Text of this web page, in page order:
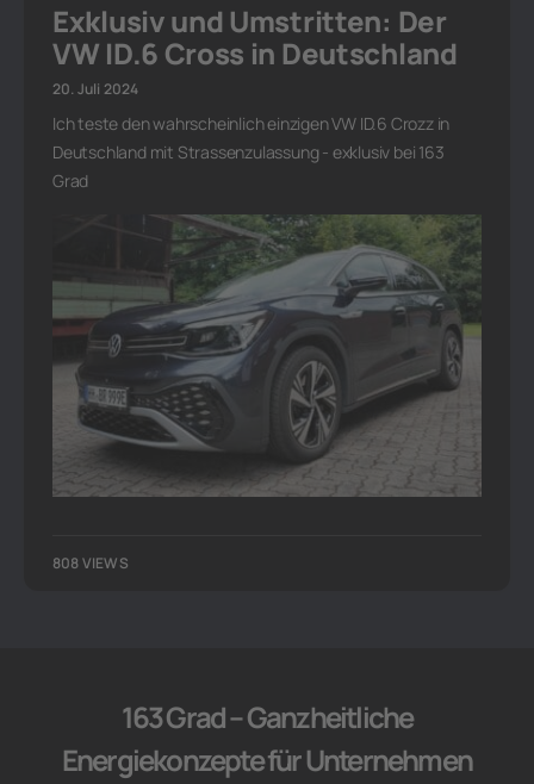
Exklusiv und Umstritten: Der
VW ID.6 Cross in Deutschland
20. Juli 2024
Ich teste den wahrscheinlich einzigen VW ID.6 Crozz in
Deutschland mit Strassenzulassung - exklusiv bei 163
Grad
808 VIEWS
163 Grad – Ganzheitliche
Energiekonzepte für Unternehmen